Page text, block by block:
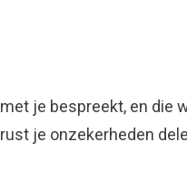
je bespreekt, en die
je onzekerheden